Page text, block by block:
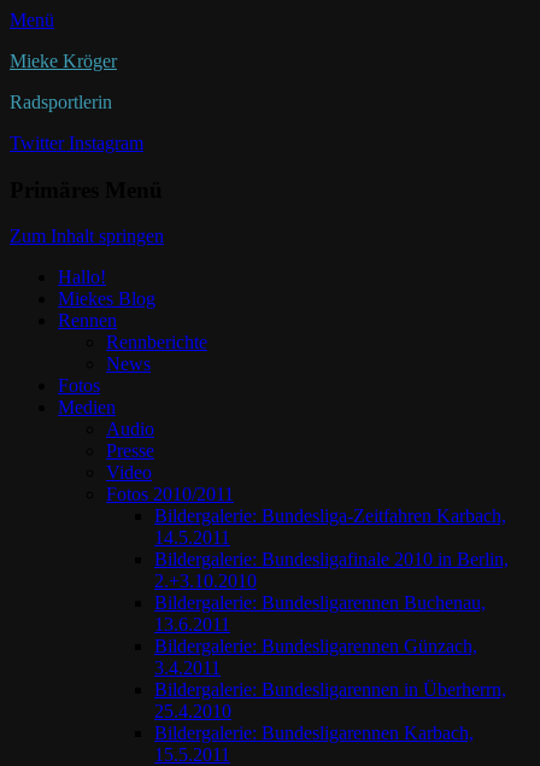
Menü
Mieke Kröger
Radsportlerin
Twitter Instagram
Zum Inhalt springen
Hallo!
Miekes Blog
Rennen
Rennberichte
News
Fotos
Medien
Audio
Presse
Video
Fotos 2010/2011
Bildergalerie: Bundesliga-Zeitfahren Karbach,
14.5.2011
Bildergalerie: Bundesligafinale 2010 in Berlin,
2.+3.10.2010
Bildergalerie: Bundesligarennen Buchenau,
13.6.2011
Bildergalerie: Bundesligarennen Günzach,
3.4.2011
Bildergalerie: Bundesligarennen in Überherrn,
25.4.2010
Bildergalerie: Bundesligarennen Karbach,
15.5.2011